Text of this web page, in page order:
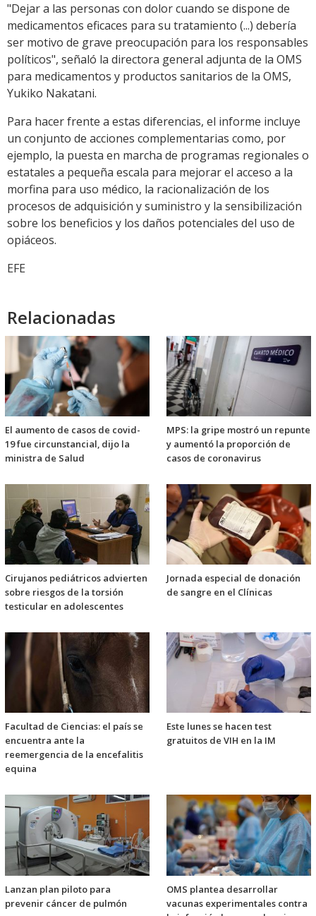
"Dejar a las personas con dolor cuando se dispone de
medicamentos eficaces para su tratamiento (...) debería
ser motivo de grave preocupación para los responsables
políticos", señaló la directora general adjunta de la OMS
para medicamentos y productos sanitarios de la OMS,
Yukiko Nakatani.
Para hacer frente a estas diferencias, el informe incluye
un conjunto de acciones complementarias como, por
ejemplo, la puesta en marcha de programas regionales o
estatales a pequeña escala para mejorar el acceso a la
morfina para uso médico, la racionalización de los
procesos de adquisición y suministro y la sensibilización
sobre los beneficios y los daños potenciales del uso de
opiáceos.
EFE
Relacionadas
El aumento de casos de covid-
19 fue circunstancial, dijo la
ministra de Salud
MPS: la gripe mostró un repunte
y aumentó la proporción de
casos de coronavirus
Cirujanos pediátricos advierten
sobre riesgos de la torsión
testicular en adolescentes
Jornada especial de donación
de sangre en el Clínicas
Facultad de Ciencias: el país se
encuentra ante la
reemergencia de la encefalitis
equina
Este lunes se hacen test
gratuitos de VIH en la IM
Lanzan plan piloto para
prevenir cáncer de pulmón
OMS plantea desarrollar
vacunas experimentales contra